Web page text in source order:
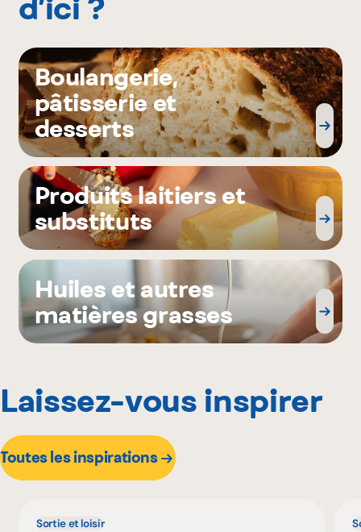
Boulangerie,
pâtisserie et
desserts
Produits laitiers et
substituts
Huiles et autres
matières grasses
Laissez-vous inspirer
Toutes les inspirations
Sortie et loisir